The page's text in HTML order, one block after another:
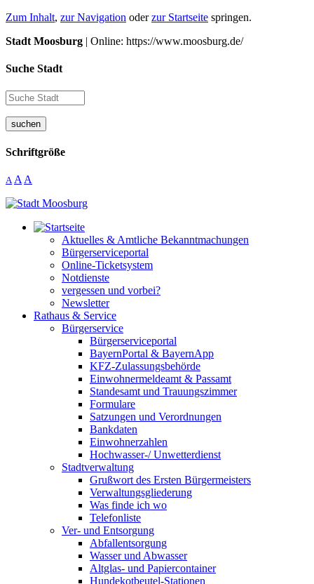
Zum Inhalt, zur Navigation oderzur Startseite springen.
Stadt Moosburg | Online: https://www.moosburg.de/
Suche Stadt
suchen
Schriftgröße
A A A
Aktuelles & Amtliche Bekanntmachungen
Bürgerserviceportal
Online-Ticketsystem
Notdienste
vergessen und vorbei?
Newsletter
Rathaus & Service
Bürgerservice
Bürgerserviceportal
BayernPortal & BayernApp
KFZ-Zulassungsbehörde
Einwohnermeldeamt & Passamt
Standesamt und Trauungszimmer
Formulare
Satzungen und Verordnungen
Bankdaten
Einwohnerzahlen
Hochwasser-/ Unwetterdienst
Stadtverwaltung
Grußwort des Ersten Bürgermeisters
Verwaltungsgliederung
Was finde ich wo
Telefonliste
Ver- und Entsorgung
Abfallentsorgung
Wasser und Abwasser
Altglas- und Papiercontainer
Hundekotbeutel-Stationen